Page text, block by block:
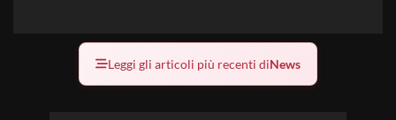
Leggi gli articoli più recenti diNews